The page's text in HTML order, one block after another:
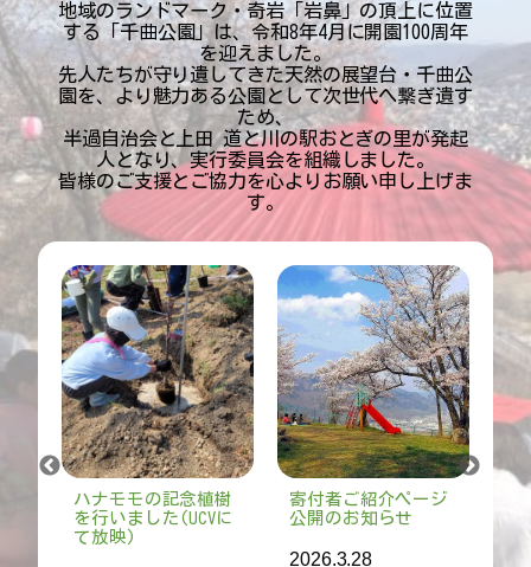
地域のランドマーク・奇岩「岩鼻」の頂上に位置
する「千曲公園」は、令和8年4月に開園100周年
を迎えました。
先人たちが守り遺してきた天然の展望台・千曲公
園を、より魅力ある公園として次世代へ繋ぎ遺す
ため、
半過自治会と上田 道と川の駅おとぎの里が発起
人となり、実行委員会を組織しました。
皆様のご支援とご協力を心よりお願い申し上げま
す。
寄付者ご紹介ページ
公開のお知らせ
千曲公園100周年記念
式典開催のご報告と